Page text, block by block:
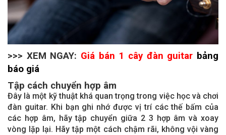
>>> XEM NGAY: Giá bán 1 cây đàn guitar bảng
báo giá
Tập cách chuyển hợp âm
Đây là một kỹ thuật khá quan trọng trong việc học và chơi
đàn guitar. Khi bạn ghi nhớ được vị trí các thế bấm của
các hợp âm, hãy tập chuyển giữa 2 3 hợp âm và xoay
vòng lặp lại. Hãy tập một cách chậm rãi, không vội vàng